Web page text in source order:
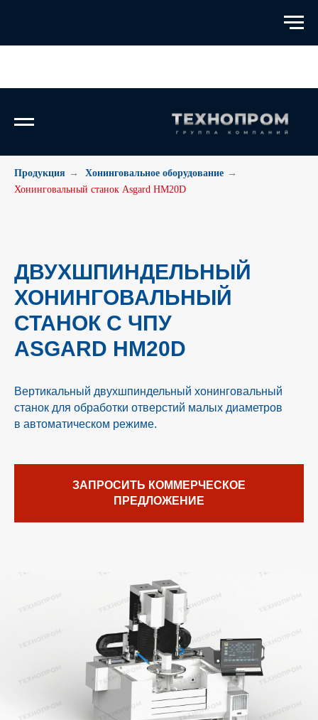
Продукция → Хонинговальное оборудование →
Хонинговальный станок Asgard HM20D
ДВУХШПИНДЕЛЬНЫЙ
ХОНИНГОВАЛЬНЫЙ
СТАНОК С ЧПУ
ASGARD HM20D
Вертикальный двухшпиндельный хонинговальный
станок для обработки отверстий малых диаметров
в автоматическом режиме.
ЗАПРОСИТЬ КОММЕРЧЕСКОЕ
ПРЕДЛОЖЕНИЕ